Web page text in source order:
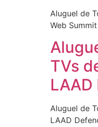
Aluguel de
Web
TVs
Aluguel de
LAAD